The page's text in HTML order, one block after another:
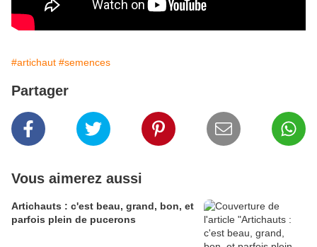
#artichaut #semences
Partager
Vous aimerez aussi
Artichauts : c'est beau, grand, bon, et
parfois plein de pucerons